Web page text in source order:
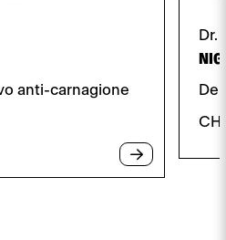
anti-carnagione
Dr.